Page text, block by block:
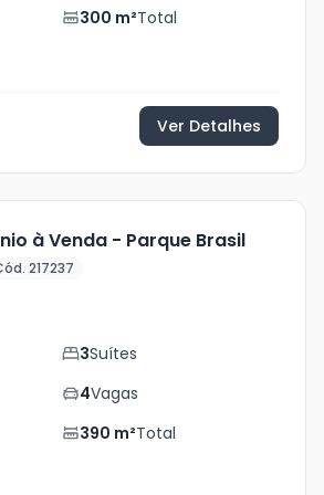
300 m²Total
Ver Detalhes
à Venda - Parque Brasil
217237
3Suítes
4Vagas
390 m²Total